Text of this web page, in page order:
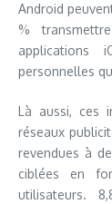
Android
%
applications
personnelles
Là aussi, ces
réseaux
revendues à
ciblées en
utilisateurs.